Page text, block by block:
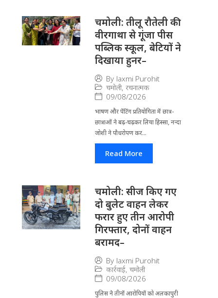
चमोली: तीलू रौतेली की
वीरगाथा से गूंजा पीस
पब्लिक स्कूल, बेटियों ने
दिखाया हुनर–
By laxmi Purohit
चमोली, रचनात्मक
09/08/2026
भाषण और पेंटिंग प्रतियोगिता में छात्र-
छात्राओं ने बढ़-चढ़कर लिया हिस्सा, नन्दा
जोशी ने पौधरोपण कर...
Read More
चमोली: सीज किए गए
दो बुलेट वाहन लेकर
फरार हुए तीन आरोपी
गिरफ्तार, दोनों वाहन
बरामद–
By laxmi Purohit
कार्रवाई, चमोली
09/08/2026
पुलिस ने तीनों आरोपियों को अलकापुरी